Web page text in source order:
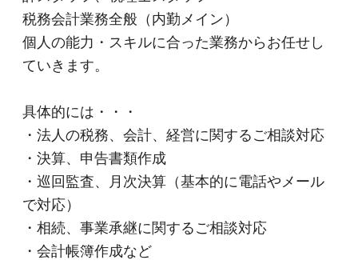
税務会計業務全般（内勤メイン）
個人の能力・スキルに合った業務からお任せし
ていきます。
具体的には・・・
・法人の税務、会計、経営に関するご相談対応
・決算、申告書類作成
・巡回監査、月次決算（基本的に電話やメール
で対応）
・相続、事業承継に関するご相談対応
・会計帳簿作成など